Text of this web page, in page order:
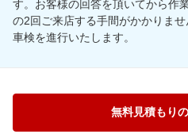
す。お客様の回答を頂いてから作
の2回ご来店する手間がかかりま
車検を進行いたします。
無料見積もり